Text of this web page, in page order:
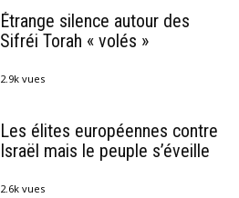
Étrange silence autour des
Sifréi Torah « volés »
2.9k vues
Les élites européennes contre
Israël mais le peuple s’éveille
2.6k vues